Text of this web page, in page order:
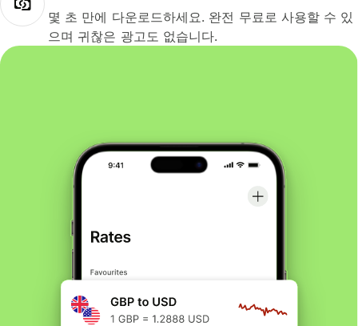
몇 초 만에 다운로드하세요. 완전 무료로 사용할 수 있
으며 귀찮은 광고도 없습니다.